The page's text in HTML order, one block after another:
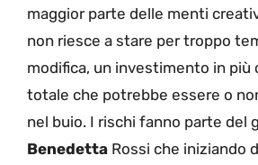
maggior parte delle menti
non riesce a stare per troppo
modifica, un investimento in più
totale che potrebbe essere o
nel buio. I rischi fanno parte del
Benedetta Rossi che iniziando